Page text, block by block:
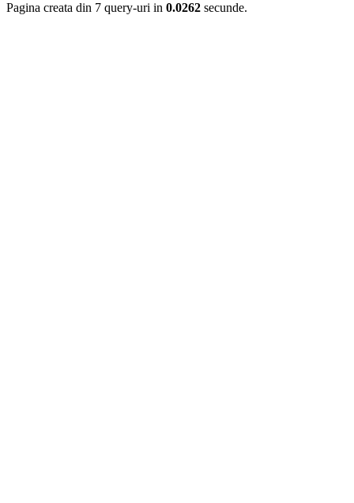
Pagina creata din 7 query-uri in 0.0262 secunde.